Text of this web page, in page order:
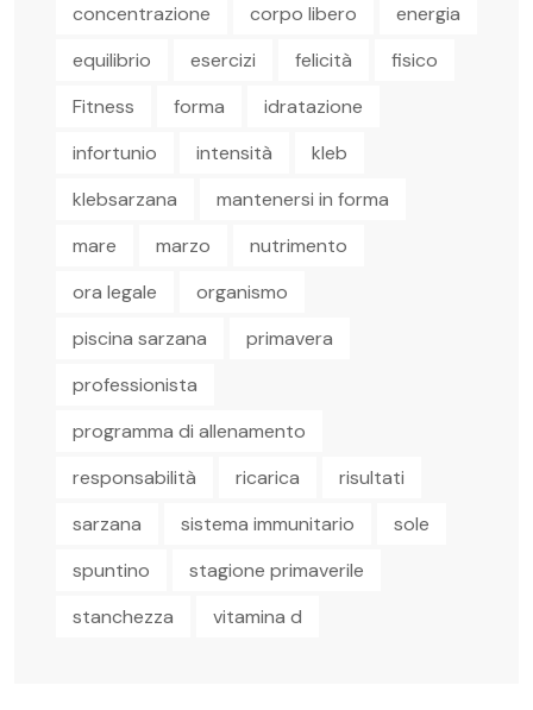
concentrazione
corpo libero
energia
equilibrio
esercizi felicità
fisico
Fitness
forma
idratazione
infortunio
intensità
kleb
klebsarzana
mantenersi in forma
mare
marzo
nutrimento
ora legale
organismo
piscina sarzana
primavera
professionista
programma di allenamento
responsabilità
ricarica
risultati
sarzana
sistema immunitario
sole
spuntino
stagione primaverile
stanchezza
vitamina d